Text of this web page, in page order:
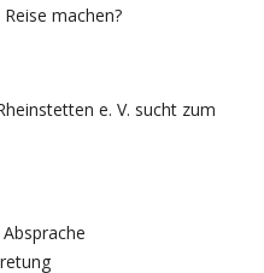
machen?
e. V. sucht zum